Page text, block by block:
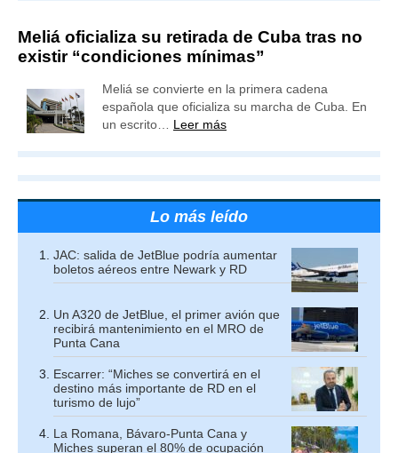
Meliá oficializa su retirada de Cuba tras no
existir “condiciones mínimas”
Meliá se convierte en la primera cadena
española que oficializa su marcha de Cuba. En
un escrito… Leer más
Lo más leído
JAC: salida de JetBlue podría aumentar
boletos aéreos entre Newark y RD
Un A320 de JetBlue, el primer avión que
recibirá mantenimiento en el MRO de
Punta Cana
Escarrer: “Miches se convertirá en el
destino más importante de RD en el
turismo de lujo”
La Romana, Bávaro-Punta Cana y
Miches superan el 80% de ocupación